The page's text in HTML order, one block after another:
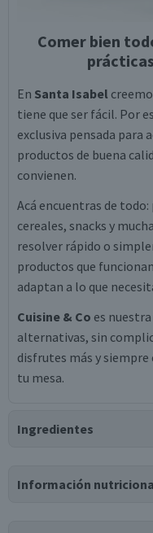
Comer bien
En Santa Isabel
tiene que ser fácil. Por
exclusiva pensada para
productos de buena
convienen.
Acá encuentras de
cereales, snacks y
resolver rápido o
productos que
adaptan a lo que
Cuisine & Co es
alternativas, sin
disfrutes más y
tu mesa.
Ingredientes
Información